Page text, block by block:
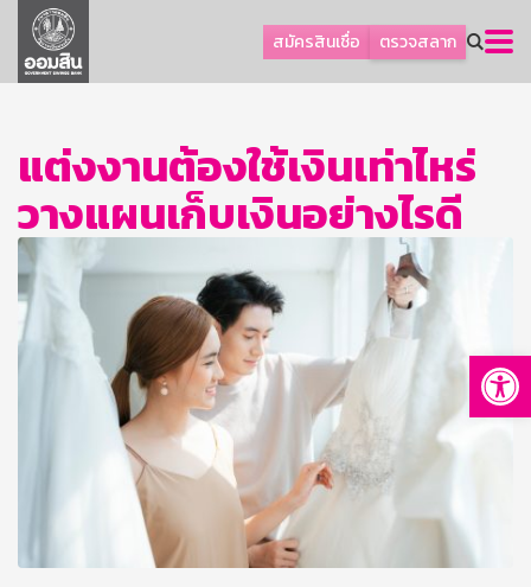
สมัครสินเชื่อ ตรวจสลาก
ลูกค้าธุรกิจ
ลูกค้าผู้ประกอบรายย่อย
ออมเพื่อสุข
เกี่ยวกับธนาคาร
การพัฒนาที่ยั่งยืน
ข่าวสาร
บริการทางการเงิน
ติดต่อเรา
บริการออนไลน์
TH
EN
GSB Society
แต่งงานต้องใช้เงินเท่าไหร่
วางแผนเก็บเงินอย่างไรดี